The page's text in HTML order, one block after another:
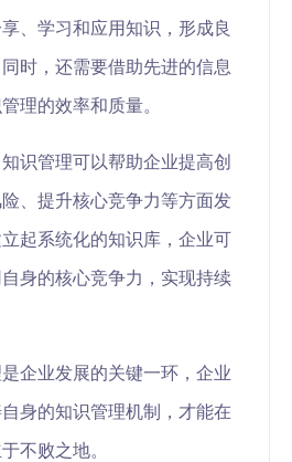
、学习和应用知识，形成良
时，还需要借助先进的信息
理的效率和质量。
识管理可以帮助企业提高创
、提升核心竞争力等方面发
起系统化的知识库，企业可
身的核心竞争力，实现持续
企业发展的关键一环，企业
身的知识管理机制，才能在
不败之地。